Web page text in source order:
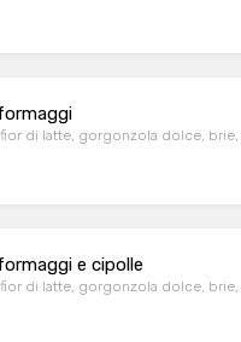
fior di latte, gorgonzola dolce,
e cipolle
fior di latte, gorgonzola dolce,